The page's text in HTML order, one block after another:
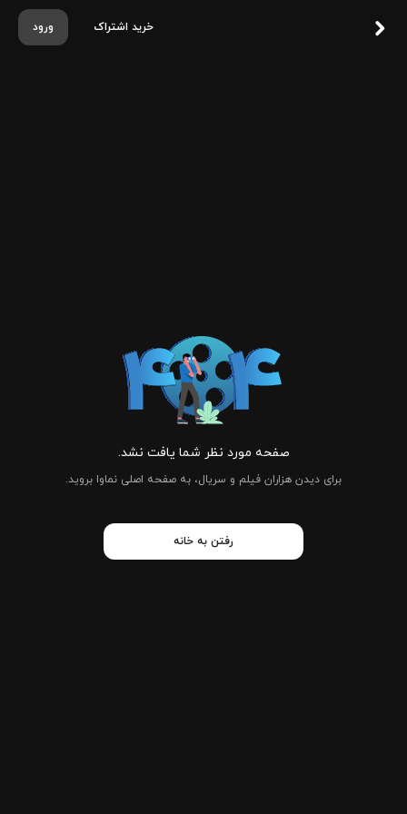
ورود خرید اشتراک
صفحه مورد نظر شما یافت نشد.
برای دیدن هزاران فیلم و سریال، به صفحه اصلی نماوا بروید.
رفتن به خانه